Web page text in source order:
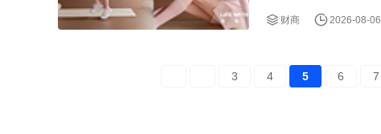
财商 2026-08-06
3 4 5 6 7